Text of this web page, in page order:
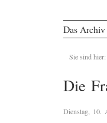
Das Archiv
Sie sind hier:
Die
Dienstag, 10.